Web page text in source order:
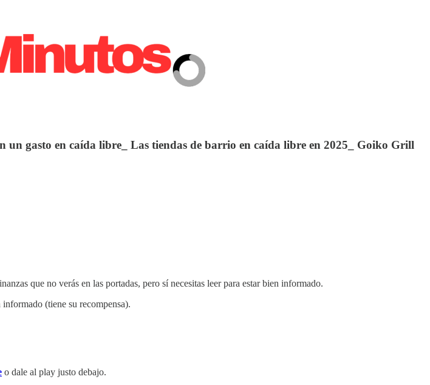
gasto en caída libre_ Las tiendas de barrio en caída libre en 2025_ Goiko Grill
que no verás en las portadas, pero sí necesitas leer para estar bien informado.
(tiene su recompensa).
o dale al play justo debajo.